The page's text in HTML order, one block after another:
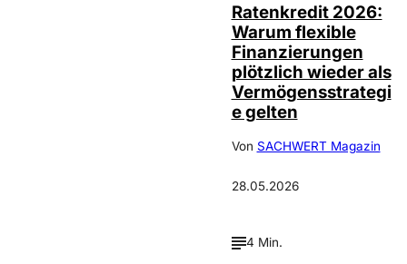
Ratenkredit 2026:
Warum flexible
Finanzierungen
plötzlich wieder als
Vermögensstrategi
e gelten
Von SACHWERT Magazin
28.05.2026
4 Min.